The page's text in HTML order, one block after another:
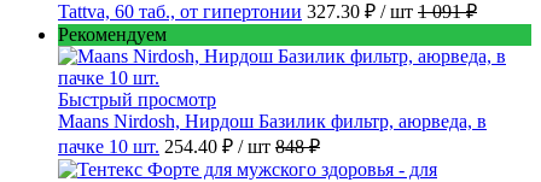
Tattva, 60 таб., от гипертонии 327.30 ₽ / шт 1 091 ₽
Рекомендуем
Быстрый просмотр
Maans Nirdosh, Нирдош Базилик фильтр, аюрведа, в
пачке 10 шт. 254.40 ₽ / шт 848 ₽